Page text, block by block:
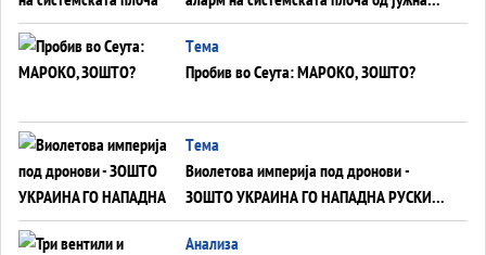
Германија до Црното Море...
Tема
Пробив во Сеута: МАРОКО, ЗОШТО?
Tема
Виолетова империја под дронови -
ЗОШТО УКРАИНА ГО НАПАДНА РУСКИОТ
WILDBERRIES
Aнализа